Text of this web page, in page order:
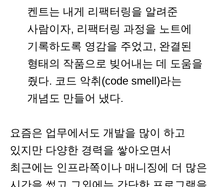
켄트는 내게 리팩터링을 알려준
사람이자, 리팩터링 과정을 노트에
기록하도록 영감을 주었고, 완결된
형태의 작품으로 빚어내는 데 도움을
줬다. 코드 악취(code smell)라는
개념도 만들어 냈다.
요즘은 업무에서도 개발을 많이 하고
있지만 다양한 경력을 쌓아오면서
최근에는 인프라쪽이나 매니징에 더 많은